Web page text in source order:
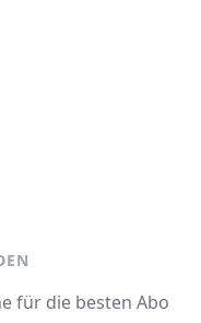
für die besten Abo